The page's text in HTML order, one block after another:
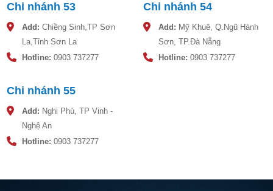
Chi nhánh 53
Add: Chiềng Sinh,TP Sơn
La,Tỉnh Sơn La
Hotline: 0903 737277
Chi nhánh 54
Add: Mỹ Khuê, Q.Ngũ Hành
Sơn, TP.Đà Nẵng
Hotline: 0903 737277
Chi nhánh 55
Add: Nghi Phú, TP Vinh -
Nghệ An
Hotline: 0903 737277